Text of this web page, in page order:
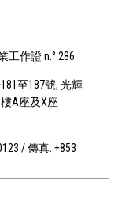
工作證 n.° 286
至187號, 光輝
A座及X座
/ 傳真: +853